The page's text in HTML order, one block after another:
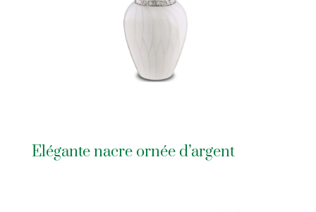
Elégante nacre ornée d’argent